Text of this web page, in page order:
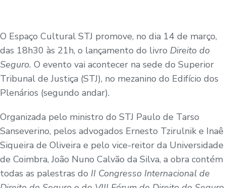
O Espaço Cultural STJ promove, no dia 14 de março,
das 18h30 às 21h, o lançamento do livro Direito do
Seguro. O evento vai acontecer na sede do Superior
Tribunal de Justiça (STJ), no mezanino do Edifício dos
Plenários (segundo andar).
Organizada pelo ministro do STJ Paulo de Tarso
Sanseverino, pelos advogados Ernesto Tzirulnik e Inaê
Siqueira de Oliveira e pelo vice-reitor da Universidade
de Coimbra, João Nuno Calvão da Silva, a obra contém
todas as palestras do II Congresso Internacional de